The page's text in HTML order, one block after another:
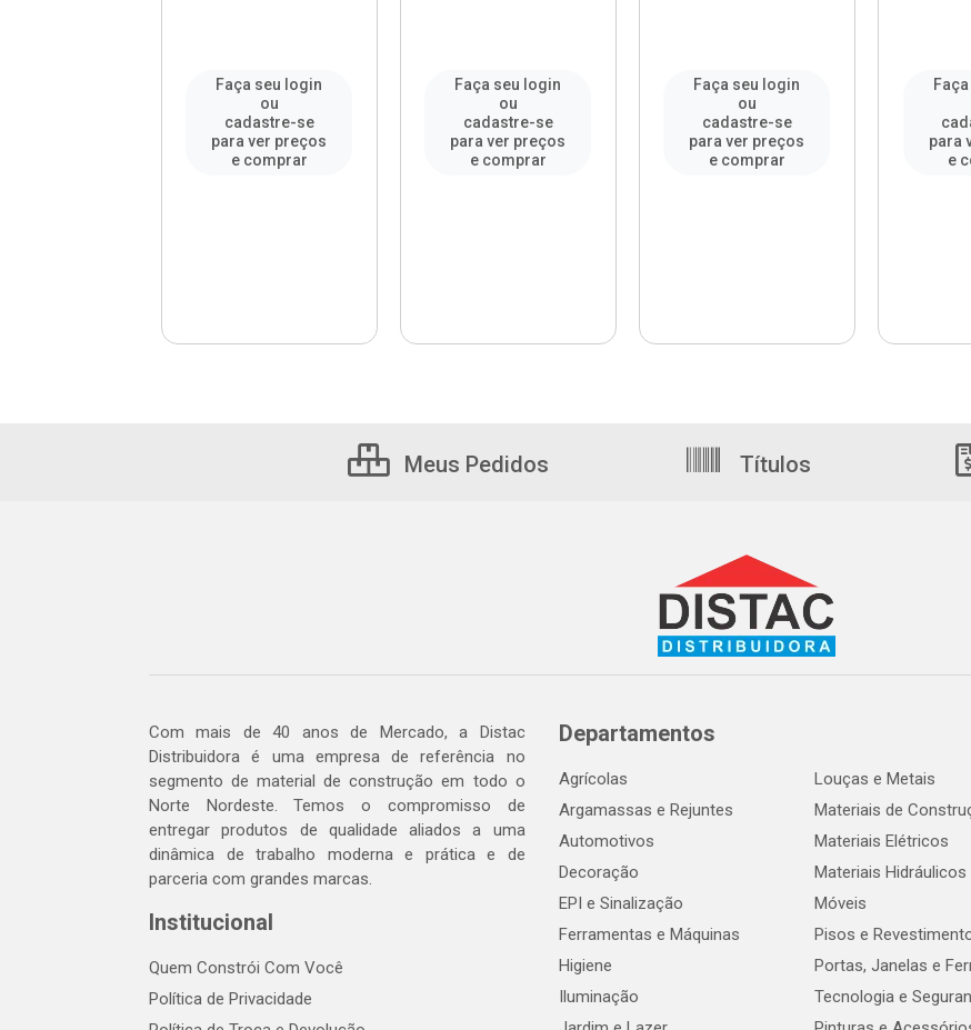
Faça seu login
ou
cadastre-se
para ver preços
e comprar
Faça seu login
ou
cadastre-se
para ver preços
e comprar
Faça seu login
ou
cadastre-se
para ver preços
e comprar
para
e
Meus Pedidos Títulos
Com mais de 40 anos de Mercado, a Distac
Distribuidora é uma empresa de referência no
segmento de material de construção em todo o
Norte Nordeste. Temos o compromisso de
entregar produtos de qualidade aliados a uma
dinâmica de trabalho moderna e prática e de
parceria com grandes marcas.
Institucional
Quem Constrói Com Você
Política de Privacidade
Departamentos
Agrícolas
Argamassas e Rejuntes
Automotivos
Decoração
EPI e Sinalização
Ferramentas e Máquinas
Higiene
Iluminação
Louças e Metais
Materiais de
Materiais Elétricos
Materiais Hidráulicos
Móveis
Pisos e
Portas, Janelas e
Tecnologia e